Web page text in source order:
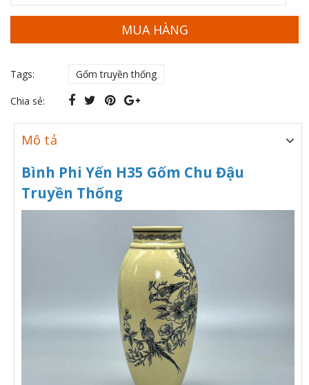
MUA HÀNG
Tags: Gốm truyền thống
Chia sẻ:
Mô tả
Bình Phi Yến H35 Gốm Chu Đậu
Truyền Thống